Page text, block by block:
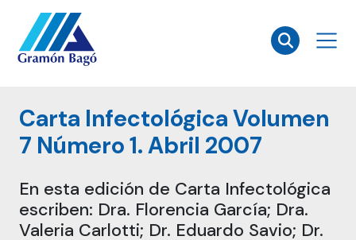
×
Carta Infectológica Volumen
7 Número 1. Abril 2007
En esta edición de Carta Infectológica
escriben: Dra. Florencia García; Dra.
Valeria Carlotti; Dr. Eduardo Savio; Dr.